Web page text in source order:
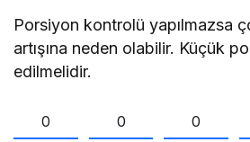
Porsiyon kontrolü yapılmazsa
artışına neden olabilir. Küçük
edilmelidir.
0 0 0